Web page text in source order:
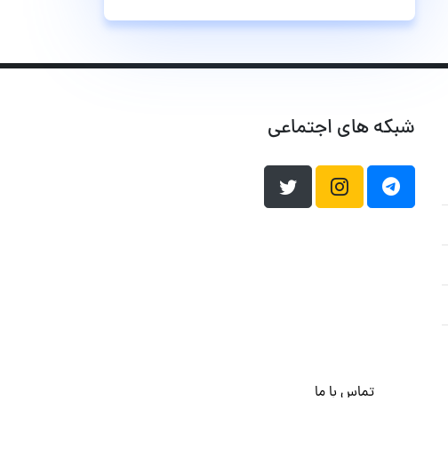
شبکه های اجتماعی
تماس با ما